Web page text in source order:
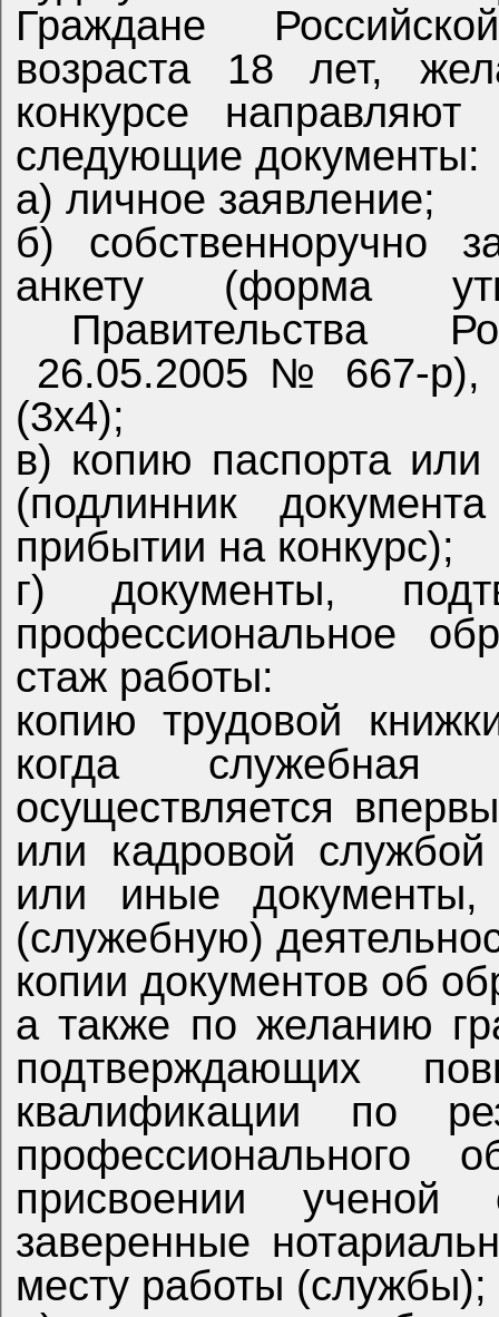
Граждане
возраста 18 лет, желающие принять участие в
конкурсе
следующие документы:
а) личное заявление;
б) собственноручно заполненную и подписанную
анкету (форма
Правительства
26.05.2005 № 667-р), с приложением фотографии
(3х4);
в) копию паспорта или заменяющего его документа
(подлинник документа
прибытии на конкурс);
г) документы, подтверждающие необходимое
профессиональное
стаж работы:
копию трудовой книжки (за исключением случаев,
когда служебная
осуществляется
или кадровой службой по месту работы (службы),
или иные документы,
(служебную)
копии документов об образовании и о квалификации,
а также по желанию
подтверждающих
квалификации по результатам
профессионального
присвоении ученой степени, ученого звания,
заверенные
месту работы (службы);